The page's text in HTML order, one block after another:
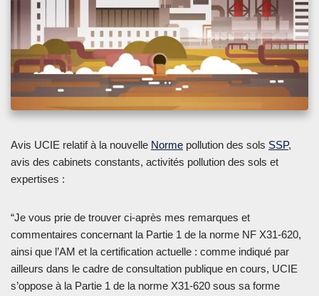
Avis UCIE relatif à la nouvelle Norme pollution des sols SSP,
avis des cabinets constants, activités pollution des sols et
expertises :
“Je vous prie de trouver ci-après mes remarques et
commentaires concernant la Partie 1 de la norme NF X31-620,
ainsi que l’AM et la certification actuelle : comme indiqué par
ailleurs dans le cadre de consultation publique en cours, UCIE
s’oppose à la Partie 1 de la norme X31-620 sous sa forme